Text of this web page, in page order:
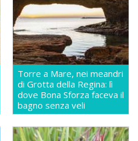
Torre a Mare, nei meandri
di Grotta della Regina: lì
dove Bona Sforza faceva il
bagno senza veli